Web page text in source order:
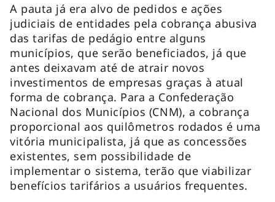
A pauta já era alvo de pedidos e ações
judiciais de entidades pela cobrança abusiva
das tarifas de pedágio entre alguns
municípios, que serão beneficiados, já que
antes deixavam até de atrair novos
investimentos de empresas graças à atual
forma de cobrança. Para a Confederação
Nacional dos Municípios (CNM), a cobrança
proporcional aos quilômetros rodados é uma
vitória municipalista, já que as concessões
existentes, sem possibilidade de
implementar o sistema, terão que viabilizar
benefícios tarifários a usuários frequentes.